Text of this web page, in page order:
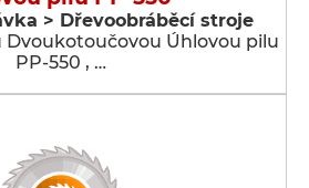
> Dřevoobráběcí stroje
Úhlovou pilu
PP-550 , …